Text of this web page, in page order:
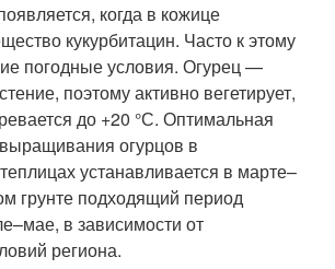
когда в кожице
кукурбитацин. Часто к этому
погодные условия. Огурец —
поэтому активно вегетирует,
до +20 °С. Оптимальная
огурцов в
устанавливается в марте–
грунте подходящий период
в зависимости от
региона.